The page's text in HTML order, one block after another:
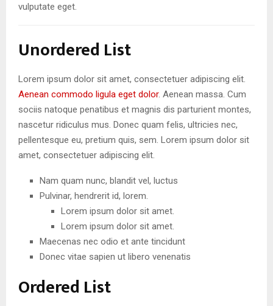
vulputate eget.
Unordered List
Lorem ipsum dolor sit amet, consectetuer adipiscing elit.
Aenean commodo ligula eget dolor. Aenean massa. Cum
sociis natoque penatibus et magnis dis parturient montes,
nascetur ridiculus mus. Donec quam felis, ultricies nec,
pellentesque eu, pretium quis, sem. Lorem ipsum dolor sit
amet, consectetuer adipiscing elit.
Nam quam nunc, blandit vel, luctus
Pulvinar, hendrerit id, lorem.
Lorem ipsum dolor sit amet.
Lorem ipsum dolor sit amet.
Maecenas nec odio et ante tincidunt
Donec vitae sapien ut libero venenatis
Ordered List